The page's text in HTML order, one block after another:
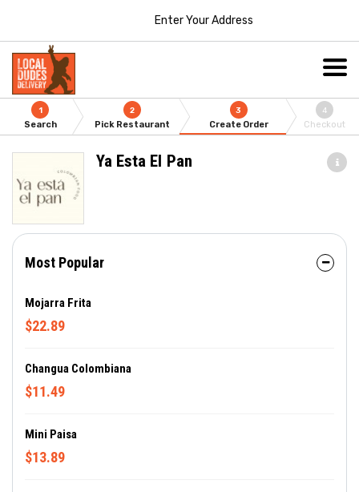
Enter Your Address
1
Search
2
Pick Restaurant
3
Create Order
4
Checkout
Ya Esta El Pan
Most Popular
Mojarra Frita
$22.89
Changua Colombiana
$11.49
Mini Paisa
$13.89